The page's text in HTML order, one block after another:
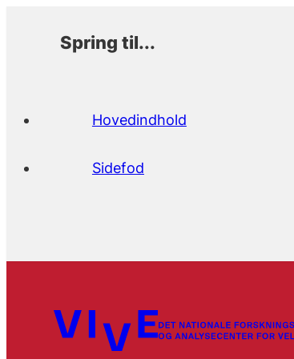
Spring til...
Hovedindhold
Sidefod